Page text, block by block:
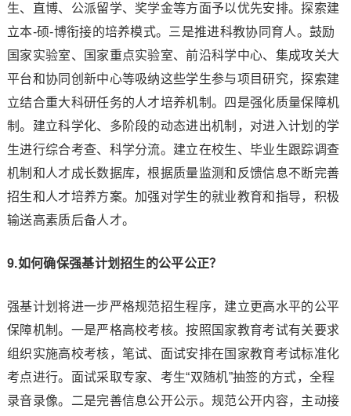
生、直博、公派留学、奖学金等方面予以优先安排。探索建
立本-硕-博衔接的培养模式。三是推进科教协同育人。鼓励
国家实验室、国家重点实验室、前沿科学中心、集成攻关大
平台和协同创新中心等吸纳这些学生参与项目研究，探索建
立结合重大科研任务的人才培养机制。四是强化质量保障机
制。建立科学化、多阶段的动态进出机制，对进入计划的学
生进行综合考查、科学分流。建立在校生、毕业生跟踪调查
机制和人才成长数据库，根据质量监测和反馈信息不断完善
招生和人才培养方案。加强对学生的就业教育和指导，积极
输送高素质后备人才。
9.如何确保强基计划招生的公平公正？
强基计划将进一步严格规范招生程序，建立更高水平的公平
保障机制。一是严格高校考核。按照国家教育考试有关要求
组织实施高校考核，笔试、面试安排在国家教育考试标准化
考点进行。面试采取专家、考生“双随机”抽签的方式，全程
录音录像。二是完善信息公开公示。规范公开内容，主动接